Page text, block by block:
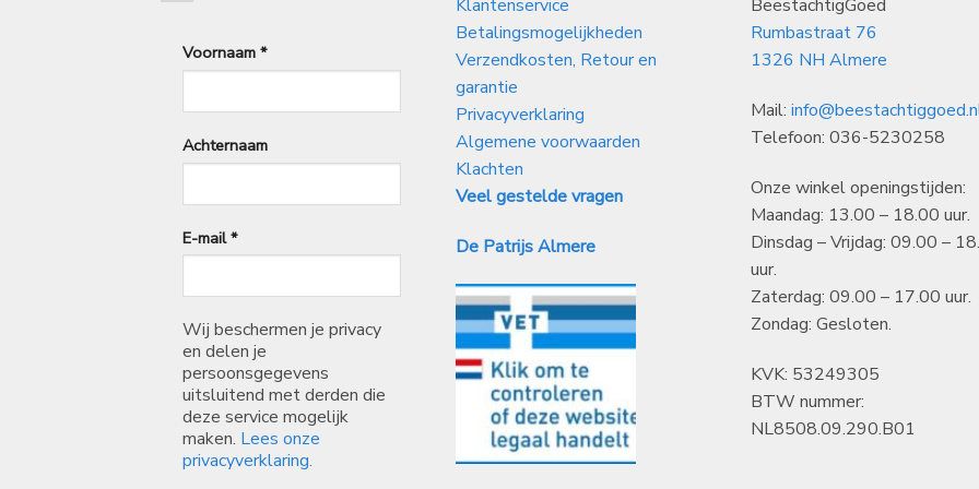
Voornaam *
Achternaam
E-mail*
Wij beschermen je privacy
en delen je
persoonsgegevens
uitsluitend met derden die
deze service mogelijk
maken. Lees onze
privacyverklaring.
Klantenservice
Betalingsmogelijkheden
Verzendkosten, Retour en
garantie
Privacyverklaring
Algemene voorwaarden
Klachten
Veel gestelde vragen
De Patrijs Almere
BeestachtigGoed
Rumbastraat 76
1326 NH Almere
Mail:
Telefoon: 036-5230258
Onze winkel openingstijden:
Maandag: 13.00 – 18.00 uur.
Dinsdag – Vrijdag: 09.00 –
uur.
Zaterdag: 09.00 – 17.00 uur.
Zondag: Gesloten.
KVK: 53249305
BTW nummer:
NL8508.09.290.B01